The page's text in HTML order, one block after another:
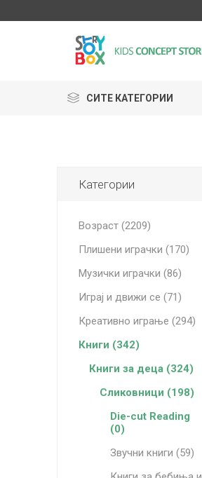
СИТЕ КАТЕГОРИИ
Janod
GLOBBER
Категории
Возраст (2209)
Плишени играчки (170)
Музички играчки (86)
Играј и движи се (71)
Креативно играње (294)
Книги (342)
Книги за деца (324)
Сликовници (198)
Die-cut Reading
(0)
Звучни книги (59)